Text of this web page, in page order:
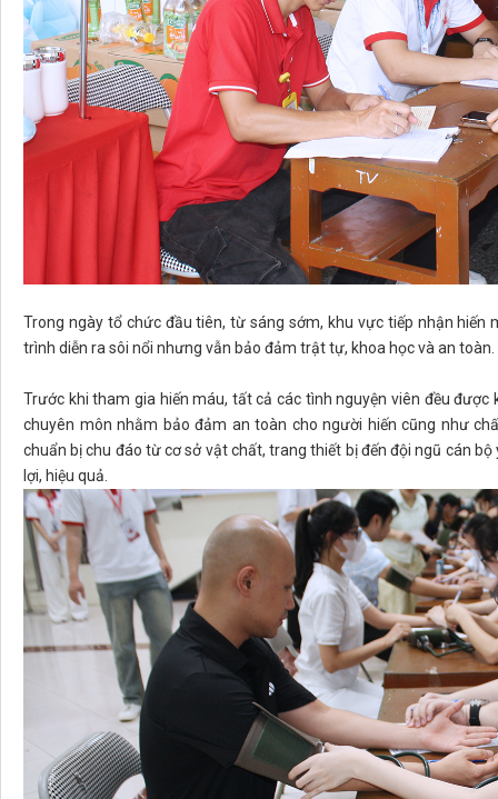
Trong ngày tổ chức đầu tiên, từ sáng sớm, khu vực tiếp nhận
trình diễn ra sôi nổi nhưng vẫn bảo đảm trật tự, khoa học và an toàn.
Trước khi tham gia hiến máu, tất cả các tình nguyện viên đều
chuyên môn nhằm bảo đảm an toàn cho người hiến cũng như
chuẩn bị chu đáo từ cơ sở vật chất, trang thiết bị đến đội ngũ cán
lợi, hiệu quả.